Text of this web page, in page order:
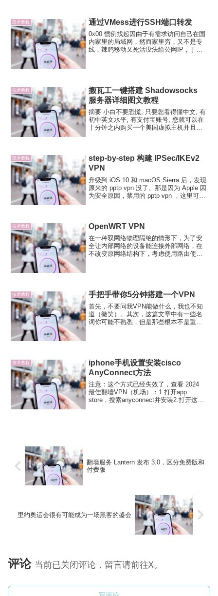
技术教程 通过VMess进行SSH端口转发
0x00 惯例找起因由于有需求访问自己在国
内家里的局域网，然而家里穷，又不是专
线，辣鸡移动又死活没法给公网IP，于是
技术教程
搬瓦工一键搭建 Shadowsocks
服务器详细图文教程
摘要 小白不要恐慌, 只要您看得懂中文, 有
初中英文水平, 有支付宝账号, 您就可以在
十分钟之内购买一个美国虚拟主机并且在
技术教程
step-by-step 构建 IPSec/IKEv2
VPN
升级到 iOS 10 和 macOS Sierra 后，发现
原来的 pptp vpn 没了。那是因为 Apple 因
为安全原因，禁用的 pptp vpn ，这里可以
技术教程 OpenWRT VPN
在一种双网络物理隔绝的情形下，为了安
全让内部网络的设备能连接外部网络，在
不改变原网络结构下，考虑使用路由使用
技术教程 手把手带你5分钟搭建一个VPN
首先，不要问我VPN能做什么，我也不知
道（微笑）。其次，这篇文章中有一些名
词你可能不熟悉，但是那些根本不是重
技术教程
iphone手机设置安装cisco
AnyConnect方法
注意：这个方式已经失效了，查看 2024
最佳翻墙VPN（机场）：1.打开app
store，搜索anyconnect并安装2.打开这个
翻墙服务 Lantern 发布 3.0，区分免费版和
付费版
里约奥运会很有可能成为一场黑客的盛会
评论 当前已关闭评论，留言请前往X。